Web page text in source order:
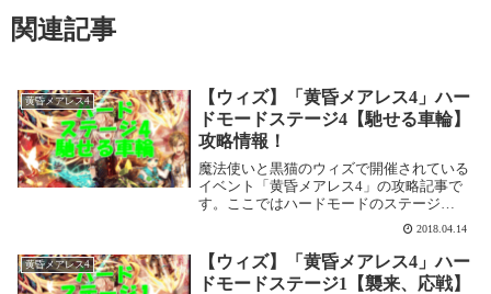
関連記事
黄昏メアレス4
【ウィズ】「黄昏メアレス4」ハー
ドモードステージ4【馳せる車輪】
攻略情報！
魔法使いと黒猫のウィズで開催されている
イベント「黄昏メアレス4」の攻略記事で
す。ここではハードモードのステージ
4【馳せる車輪】を攻略します。黄昏メア
レス4【ハード】ステージ4【馳せる車輪】
基本情報4-1 ハード:鋼輪疾走イベント基本
情報 イ...
2018.04.14
黄昏メアレス4
【ウィズ】「黄昏メアレス4」ハー
ドモードステージ1【襲来、応戦】